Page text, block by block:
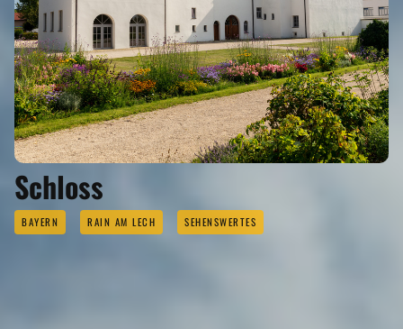
Schloss
BAYERN RAIN AM LECH SEHENSWERTES